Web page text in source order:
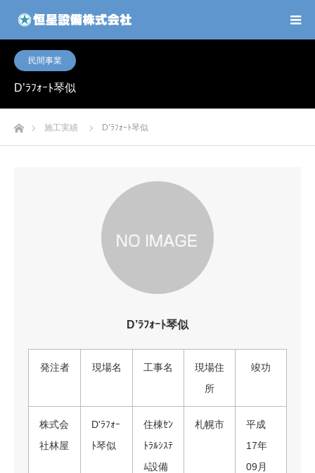
民間事業
D’ﾗﾌｫｰﾄ琴似
ホーム施工実績 D’ﾗﾌｫｰﾄ琴似
D’ﾗﾌｫｰﾄ琴似
発注者 現場名 工事名
現場住
所
竣功
株式会
社林屋
D'ﾗﾌｫｰ
ﾄ琴似
住棟ｾﾝ
ﾄﾗﾙｼｽﾃ
ﾑ設備
札幌市
平成
17年
09月